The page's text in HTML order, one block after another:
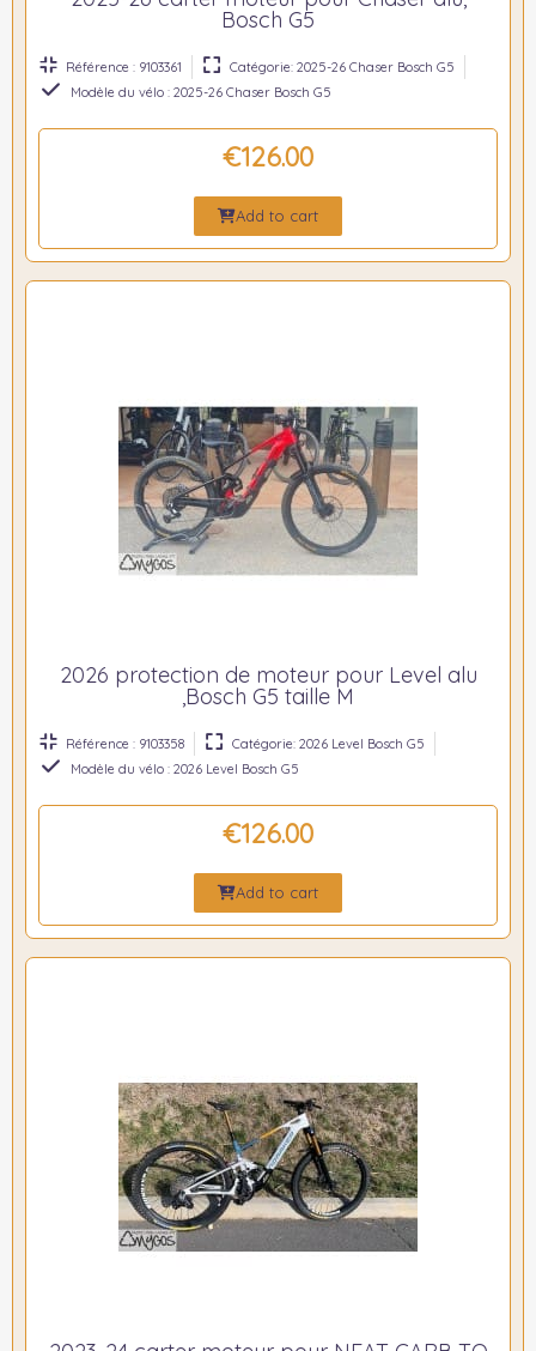
Bosch G5
Référence : 9103361
Catégorie: 2025-26 Chaser Bosch G5
Modèle du vélo : 2025-26 Chaser Bosch G5
€126.00
Add to cart
2026 protection de moteur pour Level alu
,Bosch G5 taille M
Référence : 9103358
Catégorie: 2026 Level Bosch G5
Modèle du vélo : 2026 Level Bosch G5
€126.00
Add to cart